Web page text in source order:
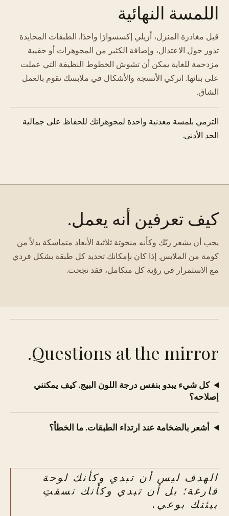
اللمسة النهائية
قبل مغادرة المنزل، أزيلي إكسسوارًا واحدًا. الطبقات المحايدة
تدور حول الاعتدال، وإضافة الكثير من المجوهرات أو حقيبة
مزدحمة للغاية يمكن أن تشوش الخطوط النظيفة التي عملت
على بنائها. اتركي الأنسجة والأشكال في ملابسك تقوم بالعمل
الشاق.
التزمي بلمسة معدنية واحدة لمجوهراتك للحفاظ على جمالية
الحد الأدنى.
كيف تعرفين أنه يعمل.
يجب أن يشعر زيّك وكأنه منحوتة ثلاثية الأبعاد متماسكة بدلاً من
كومة من الملابس. إذا كان بإمكانك تحديد كل طبقة بشكل فردي
مع الاستمرار في رؤية كل متكامل، فقد نجحت.
Questions at the mirror.
كل شيء يبدو بنفس درجة اللون البيج. كيف يمكنني
إصلاحه؟
أشعر بالضخامة عند ارتداء الطبقات. ما الخطأ؟
الهدف ليس أن تبدي وكأنك لوحة
فارغة؛ بل أن تبدي وكأنك نسقتِ
بيئتك بوعي.